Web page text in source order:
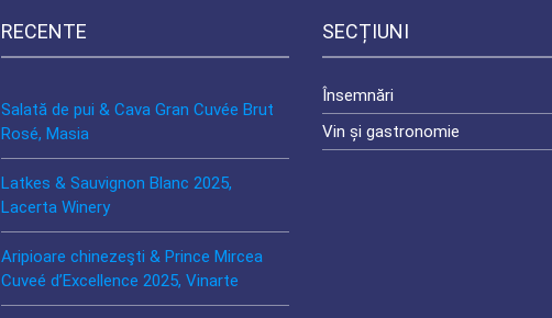
RECENTE
Salată de pui & Cava Gran Cuvée Brut
Rosé, Masia
Latkes & Sauvignon Blanc 2025,
Lacerta Winery
Aripioare chinezeşti & Prince Mircea
Cuveé d’Excellence 2025, Vinarte
SECȚIUNI
Însemnări
Vin și gastronomie